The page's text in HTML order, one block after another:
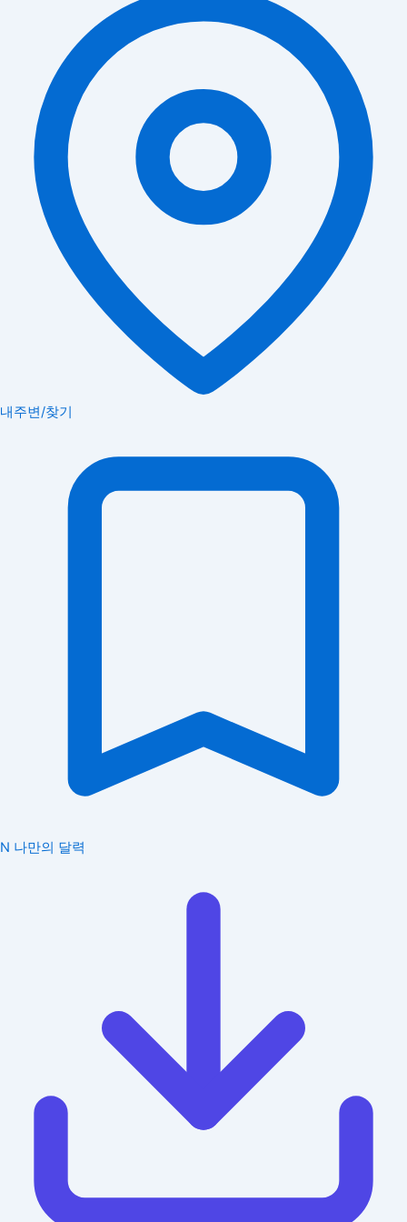
내주변/찾기
N 나만의 달력